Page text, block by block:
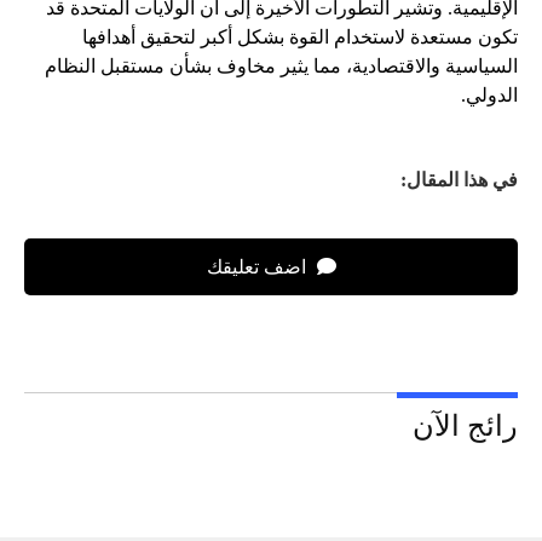
الإقليمية. وتشير التطورات الأخيرة إلى أن الولايات المتحدة قد
تكون مستعدة لاستخدام القوة بشكل أكبر لتحقيق أهدافها
السياسية والاقتصادية، مما يثير مخاوف بشأن مستقبل النظام
الدولي.
في هذا المقال:
اضف تعليقك
رائج الآن